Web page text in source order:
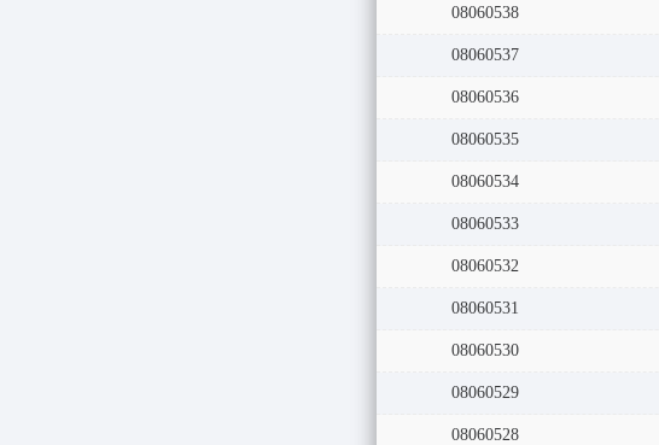
08060539
08060538
08060537
08060536
08060535
08060534
08060533
08060532
08060531
08060530
08060529